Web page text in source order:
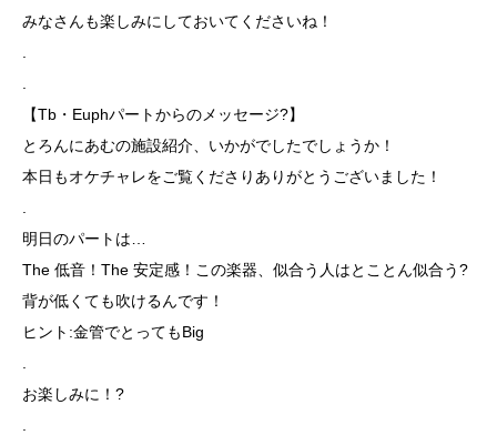
みなさんも楽しみにしておいてくださいね！
【Tb・Euphパートからのメッセージ?】
とろんにあむの施設紹介、いかがでしたでしょうか！
本日もオケチャレをご覧くださりありがとうございました！
明日のパートは…
The 低音！The 安定感！この楽器、似合う人はとことん似合う?
背が低くても吹けるんです！
ヒント:金管でとってもBig
お楽しみに！?